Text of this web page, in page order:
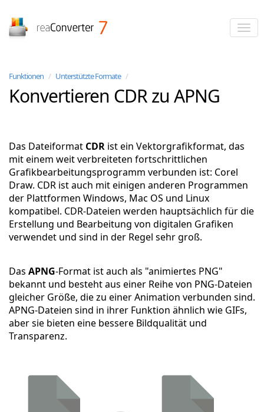
Funktionen / Unterstützte Formate /
Konvertieren CDR zu APNG
Das Dateiformat CDR ist ein Vektorgrafikformat, das
mit einem weit verbreiteten fortschrittlichen
Grafikbearbeitungsprogramm verbunden ist: Corel
Draw. CDR ist auch mit einigen anderen Programmen
der Plattformen Windows, Mac OS und Linux
kompatibel. CDR-Dateien werden hauptsächlich für die
Erstellung und Bearbeitung von digitalen Grafiken
verwendet und sind in der Regel sehr groß.
Das APNG-Format ist auch als "animiertes PNG"
bekannt und besteht aus einer Reihe von PNG-Dateien
gleicher Größe, die zu einer Animation verbunden sind.
APNG-Dateien sind in ihrer Funktion ähnlich wie GIFs,
aber sie bieten eine bessere Bildqualität und
Transparenz.